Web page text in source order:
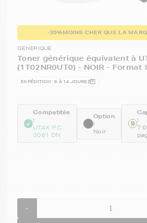
-35%MOINS CHER QUE LA
GENERIQUE
Toner générique équivalent à
(1T02NR0UT0) - NOIR - Format
EXPÉDITION : 6 À 14 JOURS
Compatible
:
UTAX P C
3061 DN
Option
:
Noir
:
7
-